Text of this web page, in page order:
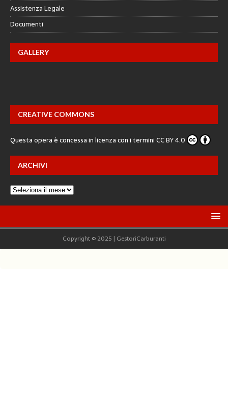
Assistenza Legale
Documenti
GALLERY
CREATIVE COMMONS
Questa opera è concessa in licenza con i terminiCC BY 4.0
ARCHIVI
Copyright © 2025 | GestoriCarburanti